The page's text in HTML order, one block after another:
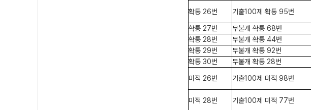
확통 26번 기출100제 확통 95번
확통 27번 무불개 확통 68번
확통 28번
무불개 확통 44번
확통 29번
무불개 확통 92번
확통 30번
무불개 확통 28번
미적 26번 기출100제 미적 98번
미적 28번 기출100제 미적 77번